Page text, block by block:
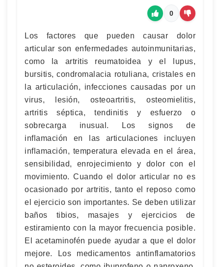
0
Los factores que pueden causar dolor
articular son enfermedades autoinmunitarias,
como la artritis reumatoidea y el lupus,
bursitis, condromalacia rotuliana, cristales en
la articulación, infecciones causadas por un
virus, lesión, osteoartritis, osteomielitis,
artritis séptica, tendinitis y esfuerzo o
sobrecarga inusual. Los signos de
inflamación en las articulaciones incluyen
inflamación, temperatura elevada en el área,
sensibilidad, enrojecimiento y dolor con el
movimiento. Cuando el dolor articular no es
ocasionado por artritis, tanto el reposo como
el ejercicio son importantes. Se deben utilizar
baños tibios, masajes y ejercicios de
estiramiento con la mayor frecuencia posible.
El acetaminofén puede ayudar a que el dolor
mejore. Los medicamentos antinflamatorios